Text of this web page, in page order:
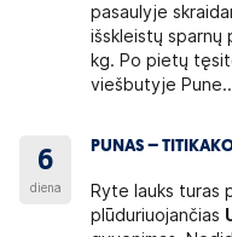
pasaulyje
išskleistų sparnų
kg. Po pietų
viešbutyje Pune..
6
diena
PUNAS –
Ryte lauks turas
plūduriuojančias